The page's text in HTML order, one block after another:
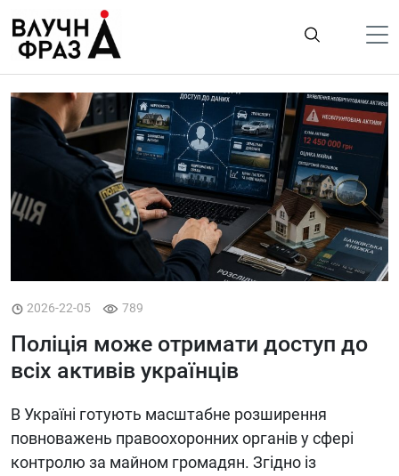
содержимому
Політика
Гроші
Життя
Лайфстайл
ТехноНаука
Ukraine
Про нас
2026-22-05 789
Поліція може отримати доступ до
всіх активів українців
В Україні готують масштабне розширення
повноважень правоохоронних органів у сфері
контролю за майном громадян. Згідно із